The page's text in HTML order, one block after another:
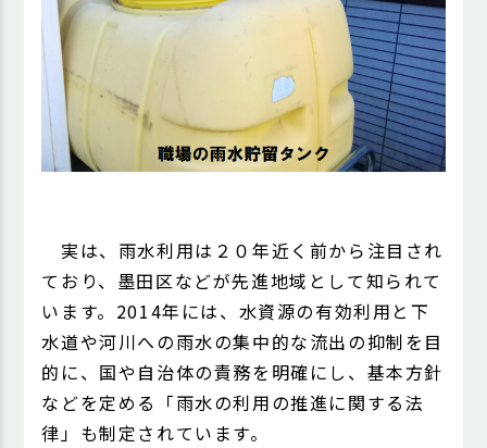
実は、雨水利用は２０年近く前から注目され
ており、墨田区などが先進地域として知られて
います。2014年には、水資源の有効利用と下
水道や河川への雨水の集中的な流出の抑制を目
的に、国や自治体の責務を明確にし、基本方針
などを定める「雨水の利用の推進に関する法
律」も制定されています。